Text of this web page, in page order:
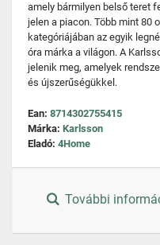
amely bármilyen belső teret
jelen a piacon. Több mint 80
kategóriájában az egyik
óra márka a világon. A
jelenik meg, amelyek
és újszerűségükkel.
Ean: 8714302755415
Márka: Karlsson
Eladó: 4Home
További